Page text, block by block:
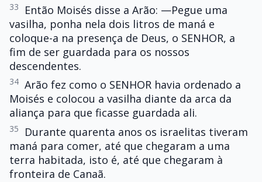
33
Então Moisés disse a Arão: —Pegue uma
vasilha, ponha nela dois litros de maná e
coloque-a na presença de Deus, o SENHOR, a
fim de ser guardada para os nossos
descendentes.
34 Arão fez como o SENHOR havia ordenado a
Moisés e colocou a vasilha diante da arca da
aliança para que ficasse guardada ali.
35
Durante quarenta anos os israelitas tiveram
maná para comer, até que chegaram a uma
terra habitada, isto é, até que chegaram à
fronteira de Canaã.